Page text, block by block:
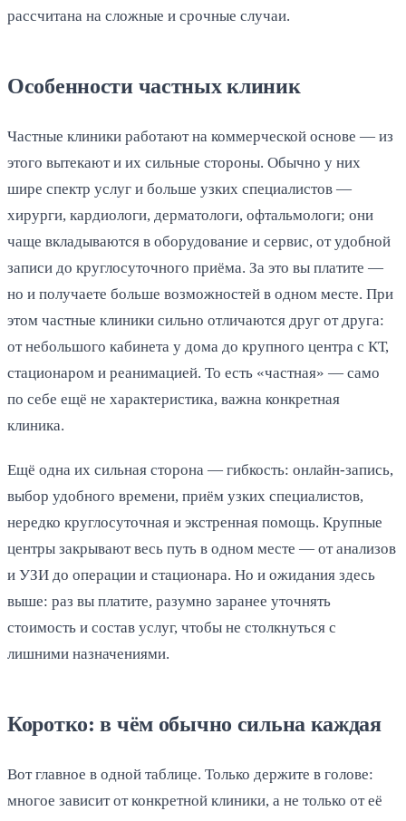
рассчитана на сложные и срочные случаи.
Особенности частных клиник
Частные клиники работают на коммерческой основе — из
этого вытекают и их сильные стороны. Обычно у них
шире спектр услуг и больше узких специалистов —
хирурги, кардиологи, дерматологи, офтальмологи; они
чаще вкладываются в оборудование и сервис, от удобной
записи до круглосуточного приёма. За это вы платите —
но и получаете больше возможностей в одном месте. При
этом частные клиники сильно отличаются друг от друга:
от небольшого кабинета у дома до крупного центра с КТ,
стационаром и реанимацией. То есть «частная» — само
по себе ещё не характеристика, важна конкретная
клиника.
Ещё одна их сильная сторона — гибкость: онлайн-запись,
выбор удобного времени, приём узких специалистов,
нередко круглосуточная и экстренная помощь. Крупные
центры закрывают весь путь в одном месте — от анализов
и УЗИ до операции и стационара. Но и ожидания здесь
выше: раз вы платите, разумно заранее уточнять
стоимость и состав услуг, чтобы не столкнуться с
лишними назначениями.
Коротко: в чём обычно сильна каждая
Вот главное в одной таблице. Только держите в голове:
многое зависит от конкретной клиники, а не только от её